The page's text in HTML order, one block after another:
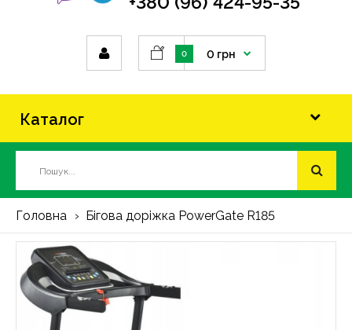
0 0 грн
Каталог
Головна Бігова доріжка PowerGate R185